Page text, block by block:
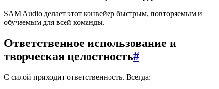
SAM Audio делает этот конвейер быстрым, повторяемым и
обучаемым для всей команды.
Ответственное использование и
творческая целостность#
С силой приходит ответственность. Всегда: